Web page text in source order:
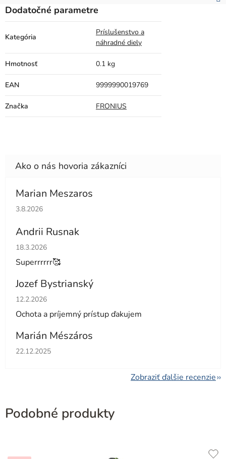
Dodatočné parametre
Kategória
Príslušenstvo a
náhradné diely
Hmotnosť 0.1 kg
EAN 9999990019769
Značka FRONIUS
Marian Meszaros
Hodnotenie obchodu je 5 z 5 hviezdičiek.
3.8.2026
Andrii Rusnak
Hodnotenie obchodu je 5 z 5 hviezdičiek.
18.3.2026
Superrrrrr🥰
Jozef Bystrianský
Hodnotenie obchodu je 5 z 5 hviezdičiek.
12.2.2026
Ochota a príjemný prístup ďakujem
Marián Mészáros
Hodnotenie obchodu je 5 z 5 hviezdičiek.
22.12.2025
Zobraziť ďalšie recenzie
Podobné produkty